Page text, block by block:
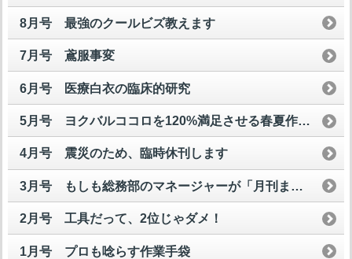
8月号 最強のクールビズ教えます
7月号 鳶服事変
6月号 医療白衣の臨床的研究
5月号 ヨクバルココロを120%満足させる春夏作業服
4月号 震災のため、臨時休刊します
3月号 もしも総務部のマネージャーが「月刊まいど屋」を読んだら
2月号 工具だって、2位じゃダメ！
1月号 プロも唸らす作業手袋